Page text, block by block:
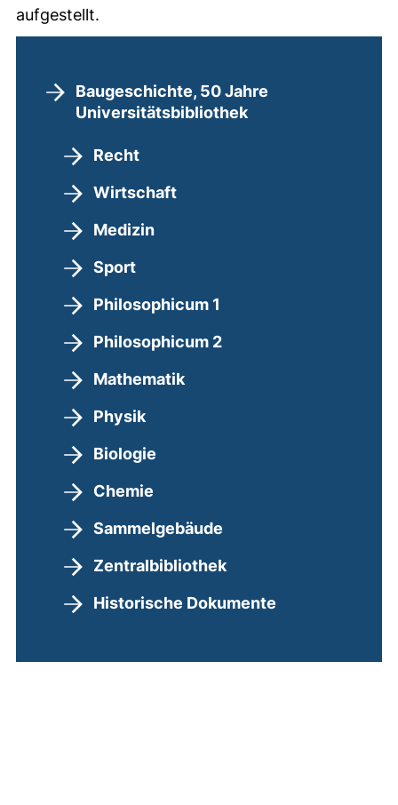
aufgestellt.
Baugeschichte, 50 Jahre
Universitätsbibliothek
Recht
Wirtschaft
Medizin
Sport
Philosophicum 1
Philosophicum 2
Mathematik
Physik
Biologie
Chemie
Sammelgebäude
Zentralbibliothek
Historische Dokumente